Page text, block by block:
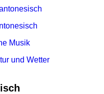
Musik
und Wetter